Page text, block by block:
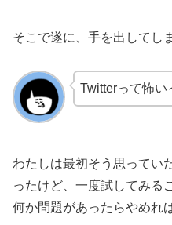
そこで遂に、手を出してし
Twitterって怖い
わたしは最初そう思ってい
ったけど、一度試してみる
何か問題があったらやめれ